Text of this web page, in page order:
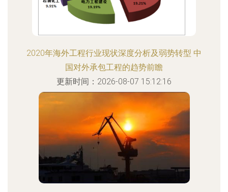
2020年海外工程行业现状深度分析及弱势转型 中
国对外承包工程的趋势前瞻
更新时间：2026-08-07 15:12:16